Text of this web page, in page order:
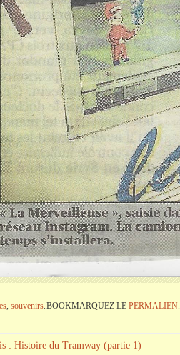
, souvenirs.BOOKMARQUEZ LE PERMALIEN.
: Histoire du Tramway (partie 1)